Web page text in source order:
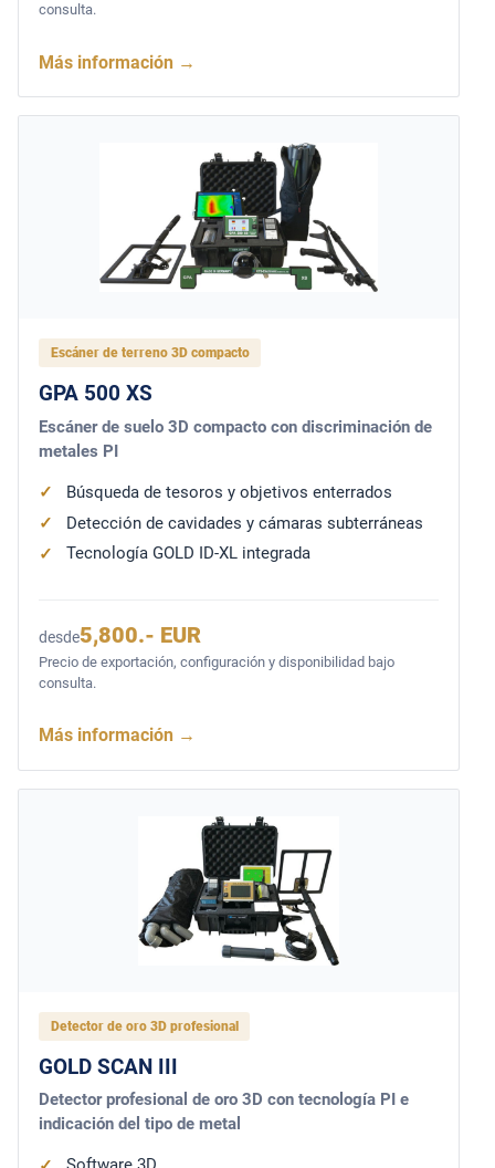
consulta.
Más información →
Escáner de terreno 3D compacto
GPA 500 XS
Escáner de suelo 3D compacto con discriminación de
metales PI
Búsqueda de tesoros y objetivos enterrados
Detección de cavidades y cámaras subterráneas
Tecnología GOLD ID-XL integrada
desde5,800.- EUR
Precio de exportación, configuración y disponibilidad bajo
consulta.
Más información →
Detector de oro 3D profesional
GOLD SCAN III
Detector profesional de oro 3D con tecnología PI e
indicación del tipo de metal